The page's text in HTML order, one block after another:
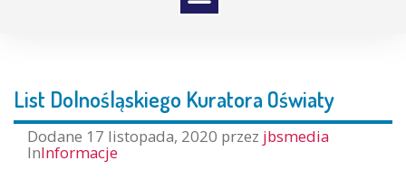
List Dolnośląskiego Kuratora Oświaty
Dodane 17 listopada, 2020 przez jbsmedia
InInformacje